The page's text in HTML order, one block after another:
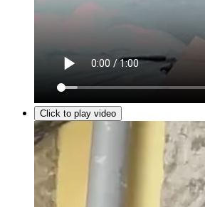
Click to play video